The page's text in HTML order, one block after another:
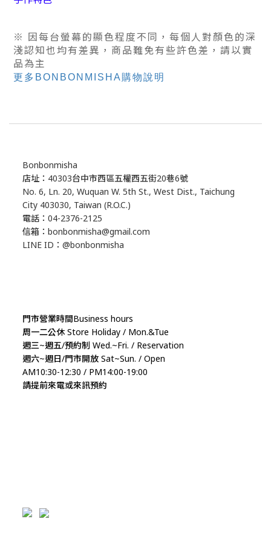
※ 因每台螢幕的顯色程度不同，每個人對顏色的深
淺認知也均有差異，商品難免有些許色差， 請以實
品為主
更多BONBONMISHA購物說明
Bonbonmisha
店址：40303台中市西區五權西五街20巷6號
No. 6, Ln. 20, Wuquan W. 5th St., West Dist., Taichung
City 403030, Taiwan (R.O.C.)
電話：04-2376-2125
信箱：bonbonmisha@gmail.com
LINE ID：@bonbonmisha
門市營業時間Business hours
周一二公休 Store Holiday / Mon.&Tue
週三~週五/預約制 Wed.~Fri. / Reservation
週六~週日/門市開放 Sat~Sun. / Open
AM10:30-12:30 / PM14:00-19:00
請提前來電或來訊預約